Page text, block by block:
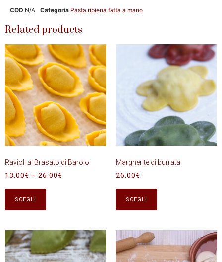
COD N/A Categoria Pasta ripiena fatta a mano
Related products
Ravioli al Brasato di Barolo
13.00€ – 26.00€
SCEGLI
Margherite di burrata
26.00€
SCEGLI